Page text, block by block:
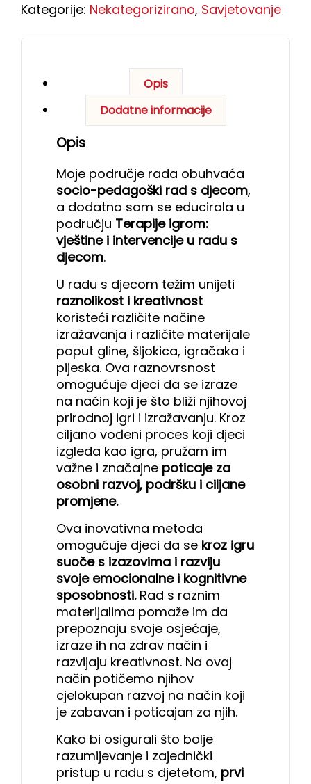
Kategorije: Nekategorizirano, Savjetovanje
Opis
Dodatne informacije
Opis
Moje područje rada obuhvaća
socio-pedagoški rad s djecom,
a dodatno sam se educirala u
području Terapije igrom:
vještine i intervencije u radu s
djecom.
U radu s djecom težim unijeti
raznolikost i kreativnost
koristeći različite načine
izražavanja i različite materijale
poput gline, šljokica, igračaka i
pijeska. Ova raznovrsnost
omogućuje djeci da se izraze
na način koji je što bliži njihovoj
prirodnoj igri i izražavanju. Kroz
ciljano vođeni proces koji djeci
izgleda kao igra, pružam im
važne i značajne poticaje za
osobni razvoj, podršku i ciljane
promjene.
Ova inovativna metoda
omogućuje djeci da se kroz igru
suoče s izazovima i razviju
svoje emocionalne i kognitivne
sposobnosti.Rad s raznim
materijalima pomaže im da
prepoznaju svoje osjećaje,
izraze ih na zdrav način i
razvijaju kreativnost. Na ovaj
način potičemo njihov
cjelokupan razvoj na način koji
je zabavan i poticajan za njih.
Kako bi osigurali što bolje
razumijevanje i zajednički
pristup u radu s djetetom, prvi